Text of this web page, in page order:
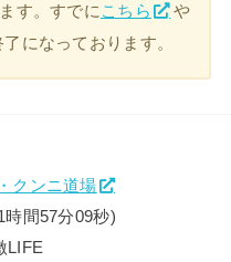
す。すでにこちら
や
になっております。
クンニ道場
間57分09秒)